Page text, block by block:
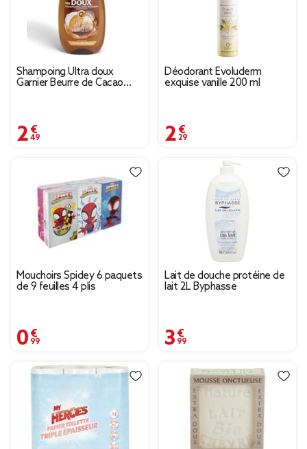
Shampoing Ultra doux
Garnier Beurre de Cacao
2,49 €
Déodorant Evoluderm
exquise vanille 200 ml
2,29 €
Mouchoirs Spidey 6 paquets
de 9 feuilles 4 plis
0,99 €
Lait de douche protéine de
lait 2L Byphasse
3,99 €